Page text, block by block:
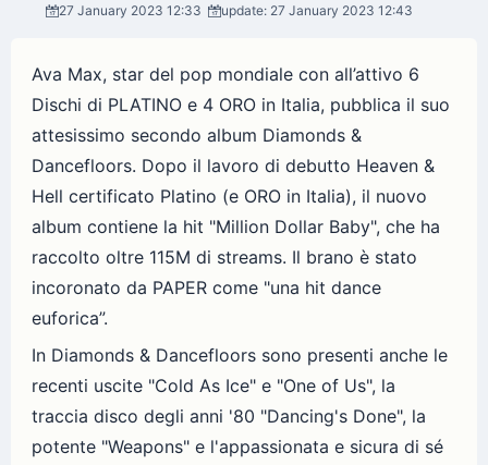
27 January 2023 12:33 update: 27 January 2023 12:43
Ava Max, star del pop mondiale con all’attivo 6
Dischi di PLATINO e 4 ORO in Italia, pubblica il suo
attesissimo secondo album Diamonds &
Dancefloors. Dopo il lavoro di debutto Heaven &
Hell certificato Platino (e ORO in Italia), il nuovo
album contiene la hit "Million Dollar Baby", che ha
raccolto oltre 115M di streams. Il brano è stato
incoronato da PAPER come "una hit dance
euforica”.
In Diamonds & Dancefloors sono presenti anche le
recenti uscite "Cold As Ice" e "One of Us", la
traccia disco degli anni '80 "Dancing's Done", la
potente "Weapons" e l'appassionata e sicura di sé